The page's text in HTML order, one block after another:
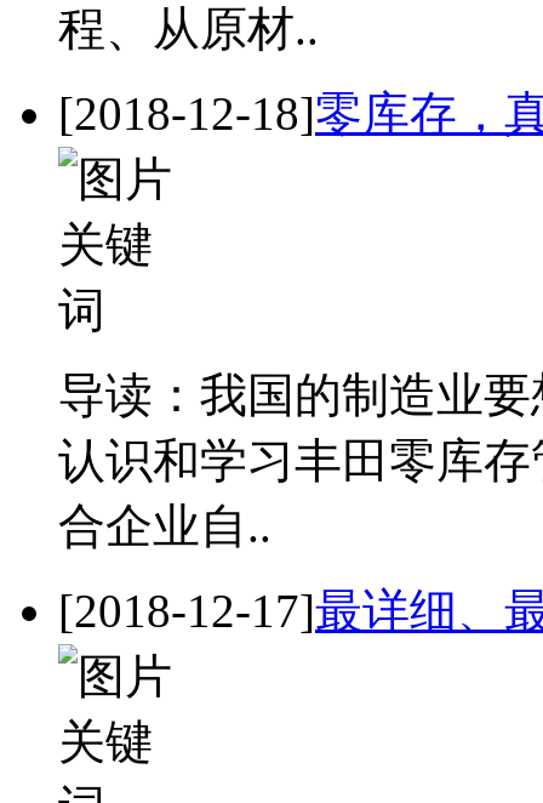
程、从原材..
[2018-12-18]零库存，
导读：我国的制造业
认识和学习丰田零库
合企业自..
[2018-12-17]最详细、